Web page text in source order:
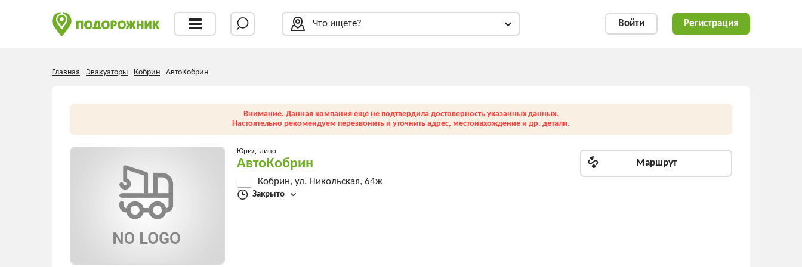
Что ищете? Войти Регистрация
Главная - Эвакуаторы - Кобрин - АвтоКобрин
Внимание. Данная компания ещё не подтвердила достоверность указанных данных.
Настоятельно рекомендуем перезвонить и уточнить адрес, местонахождение и др. детали.
Юрид. лицо
АвтоКобрин
Кобрин, ул. Никольская, 64ж
Закрыто
Маршрут